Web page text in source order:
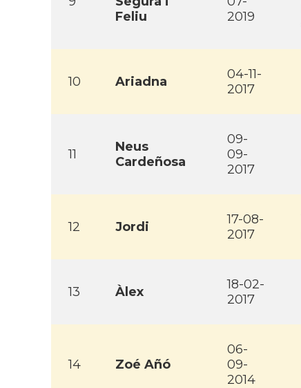
Feliu
2019
10 Ariadna
04-11-
2017
11
Neus
Cardeñosa
09-
09-
2017
12 Jordi
17-08-
2017
13 Àlex
18-02-
2017
14 Zoé Añó
06-
09-
2014